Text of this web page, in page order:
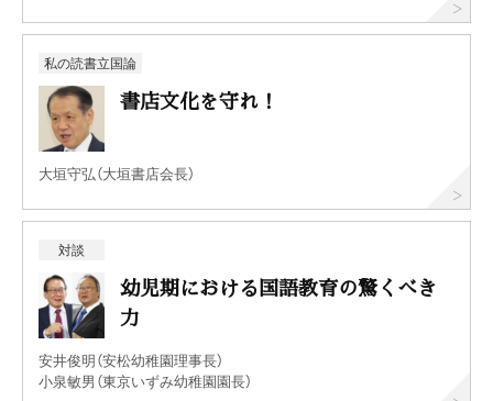
私の読書立国論
書店文化を守れ！
大垣守弘（大垣書店会長）
対談
幼児期における国語教育の驚くべき
力
安井俊明（安松幼稚園理事長）
小泉敏男（東京いずみ幼稚園園長）